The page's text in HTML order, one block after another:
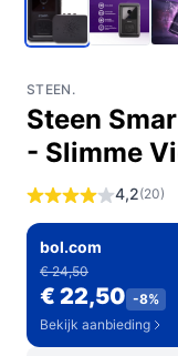
STEEN.
Steen
- Slimme
4,2(20)
bol.com
€ 24,50
€ 22,50 -8%
Bekijk aanbieding